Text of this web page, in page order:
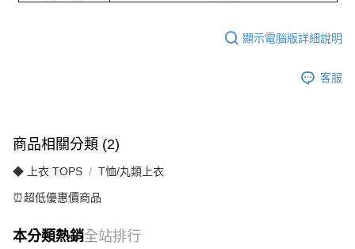
顯示電腦版詳細說明
客服
商品相關分類 (2)
◆ 上衣 TOPS T恤/丸類上衣
⏰超低優惠價商品
本分類熱銷全站排行